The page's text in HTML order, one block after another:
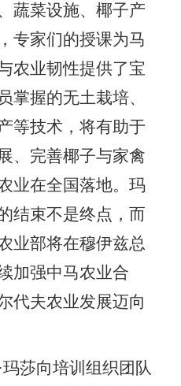
蔬菜设施、椰子产
专家们的授课为马
农业韧性提供了宝
掌握的无土栽培、
等技术，将有助于
、完善椰子与家禽
业在全国落地。玛
结束不是终点，而
业部将在穆伊兹总
加强中马农业合
代夫农业发展迈向
·玛莎向培训组织团队